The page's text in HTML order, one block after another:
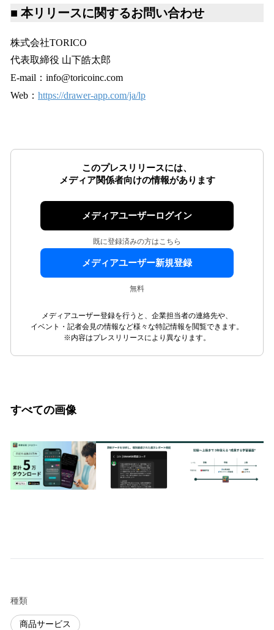
■ 本リリースに関するお問い合わせ
株式会社TORICO
代表取締役 山下皓太郎
E-mail：info@toricoinc.com
Web： https://drawer-app.com/ja/lp
このプレスリリースには、
メディア関係者向けの情報があります
メディアユーザーログイン
既に登録済みの方はこちら
メディアユーザー新規登録
無料
メディアユーザー登録を行うと、企業担当者の連絡先や、
イベント・記者会見の情報など様々な特記情報を閲覧できます。
※内容はプレスリリースにより異なります。
すべての画像
種類
商品サービス